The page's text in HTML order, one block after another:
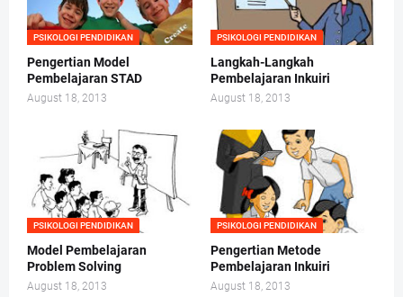
PSIKOLOGI PENDIDIKAN
Pengertian Model
Pembelajaran STAD
August 18, 2013
PSIKOLOGI PENDIDIKAN
Langkah-Langkah
Pembelajaran Inkuiri
August 18, 2013
PSIKOLOGI PENDIDIKAN
Model Pembelajaran
Problem Solving
August 18, 2013
PSIKOLOGI PENDIDIKAN
Pengertian Metode
Pembelajaran Inkuiri
August 18, 2013